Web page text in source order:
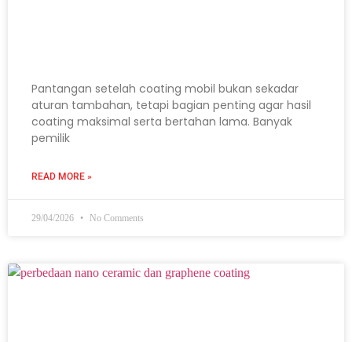
Pantangan setelah coating mobil bukan sekadar
aturan tambahan, tetapi bagian penting agar hasil
coating maksimal serta bertahan lama. Banyak
pemilik
READ MORE »
29/04/2026 No Comments